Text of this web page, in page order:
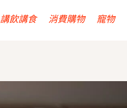
講飲講食 消費購物 寵物